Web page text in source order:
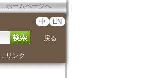
． ホームページへ
中 EN
戻る
． リンク